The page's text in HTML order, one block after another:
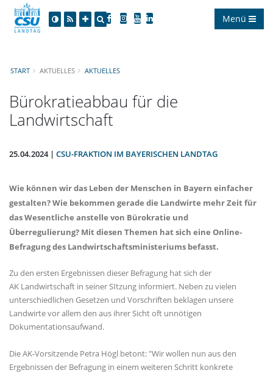
Menü
START AKTUELLES AKTUELLES
Bürokratieabbau für die
Landwirtschaft
25.04.2024 | CSU-FRAKTION IM BAYERISCHEN LANDTAG
Wie können wir das Leben der Menschen in Bayern einfacher
gestalten? Wie bekommen gerade die Landwirte mehr Zeit für
das Wesentliche anstelle von Bürokratie und
Überregulierung? Mit diesen Themen hat sich eine Online-
Befragung des Landwirtschaftsministeriums befasst.
Zu den ersten Ergebnissen dieser Befragung hat sich der
AK Landwirtschaft in seiner SItzung informiert. Neben zu vielen
unterschiedlichen Gesetzen und Vorschriften beklagen unsere
Landwirte vor allem den aus ihrer Sicht oft unnötigen
Dokumentationsaufwand.
Die AK-Vorsitzende Petra Högl betont: "Wir wollen nun aus den
Ergebnissen der Befragung in einem weiteren Schritt konkrete